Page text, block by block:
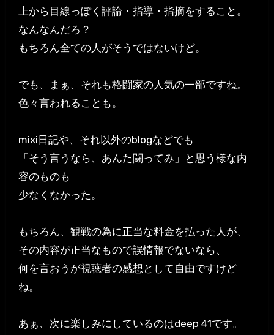
上から目線っぽく評論・指導・指摘をすること。
なんなんだろ？
もちろん全ての人がそうではないけど。
でも、まぁ、それも格闘家の人気の一部ですね。
色々言われることも。
mixi日記や、それ以外のblogなどでも
「そう言うなら、あんた闘ってみ」と思う様な内
容のものも
少なくなかった。
もちろん、観戦の為に正当な料金を払った人が、
その内容が正当なもので誤情報でないなら、
何を言おうが視聴者の感想として自由ですけど
ね。
あぁ、次に楽しみにしているのはdeep 41です。